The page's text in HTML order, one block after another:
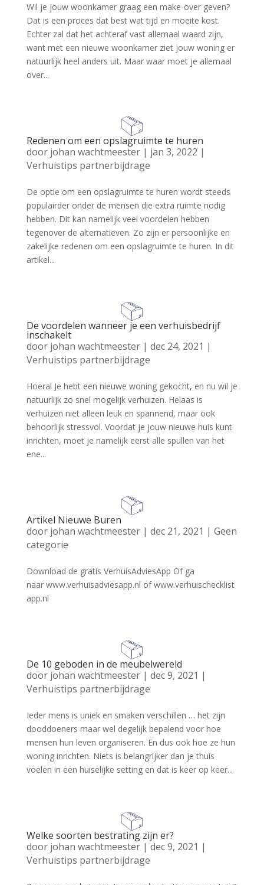
Wil je jouw woonkamer graag een make-over geven?
Dat is een proces dat best wat tijd en moeite kost.
Echter zal dat het achteraf vast allemaal waard zijn,
want met een nieuwe woonkamer ziet jouw woning er
natuurlijk heel anders uit. Maar waar moet je allemaal
over...
Redenen om een opslagruimte te huren
door johan wachtmeester| jan 3, 2022 |
Verhuistips partnerbijdrage
De optie om een opslagruimte te huren wordt steeds
populairder onder de mensen die extra ruimte nodig
hebben. Dit kan namelijk veel voordelen hebben
tegenover de alternatieven. Zo zijn er persoonlijke en
zakelijke redenen om een opslagruimte te huren. In dit
artikel...
De voordelen wanneer je een verhuisbedrijf
inschakelt
door johan wachtmeester| dec 24, 2021 |
Verhuistips partnerbijdrage
Hoera! Je hebt een nieuwe woning gekocht, en nu wil je
natuurlijk zo snel mogelijk verhuizen. Helaas is
verhuizen niet alleen leuk en spannend, maar ook
behoorlijk stressvol. Voordat je jouw nieuwe huis kunt
inrichten, moet je namelijk eerst alle spullen van het
ene...
Artikel Nieuwe Buren
door johan wachtmeester| dec 21, 2021 | Geen
categorie
Download de gratis VerhuisAdviesApp Of ga
naar www.verhuisadviesapp.nl of www.verhuischecklist
app.nl
De 10 geboden in de meubelwereld
door johan wachtmeester| dec 9, 2021 |
Verhuistips partnerbijdrage
Ieder mens is uniek en smaken verschillen … het zijn
dooddoeners maar wel degelijk bepalend voor hoe
mensen hun leven organiseren. En dus ook hoe ze hun
woning inrichten. Niets is belangrijker dan je thuis
voelen in een huiselijke setting en dat is keer op keer...
Welke soorten bestrating zijn er?
door johan wachtmeester| dec 9, 2021 |
Verhuistips partnerbijdrage